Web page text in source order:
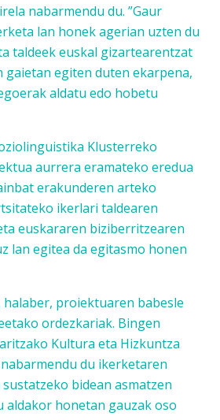
nabarmendu du. ”Gaur
lan honek agerian uzten du
taldeek euskal gizartearentzat
egiten duten ekarpena,
aldatu edo hobetu
Klusterreko
aurrera eramateko eredua
erakunderen arteko
ikerlari taldearen
euskararen biziberritzearen
lan egitea da egitasmo honen
halaber, proiektuaren babesle
ordezkariak. Bingen
Kultura eta Hizkuntza
du ikerketaren
bidean asmatzen
aldakor honetan gauzak oso